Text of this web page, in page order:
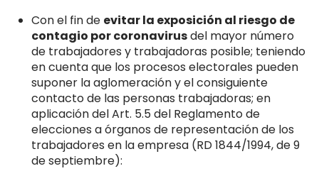
Con el fin de evitar la exposición al riesgo de
contagio por coronavirusdel mayor número
de trabajadores y trabajadoras posible; teniendo
en cuenta que los procesos electorales pueden
suponer la aglomeración y el consiguiente
contacto de las personas trabajadoras; en
aplicación del Art. 5.5 del Reglamento de
elecciones a órganos de representación de los
trabajadores en la empresa (RD 1844/1994, de 9
de septiembre):